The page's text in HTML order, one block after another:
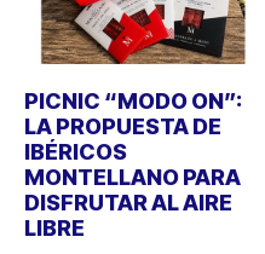
PICNIC “MODO ON”:
LA PROPUESTA DE
IBÉRICOS
MONTELLANO PARA
DISFRUTAR AL AIRE
LIBRE